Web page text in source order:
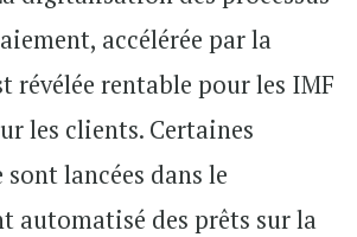
accélérée par la
révélée rentable pour les IMF
les clients. Certaines
lancées dans le
automatisé des prêts sur la